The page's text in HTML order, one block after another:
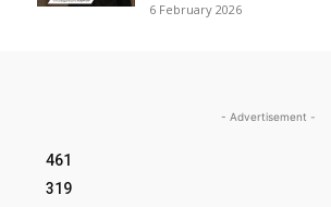
6 February 2026
461
319
- Advertisement -